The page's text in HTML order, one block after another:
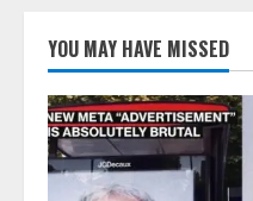
YOU MAY HAVE MISSED